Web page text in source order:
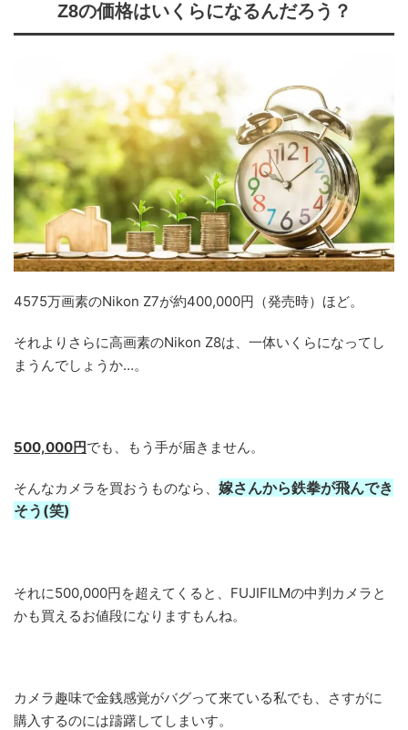
Z8の価格はいくらになるんだろう？
4575万画素のNikon Z7が約400,000円（発売時）ほど。
それよりさらに高画素のNikon Z8は、一体いくらになってし
まうんでしょうか…。
500,000円でも、もう手が届きません。
そんなカメラを買おうものなら、 嫁さんから鉄拳が飛んでき
そう(笑)
それに500,000円を超えてくると、FUJIFILMの中判カメラと
かも買えるお値段になりますもんね。
カメラ趣味で金銭感覚がバグって来ている私でも、さすがに
購入するのには躊躇してしまいす。